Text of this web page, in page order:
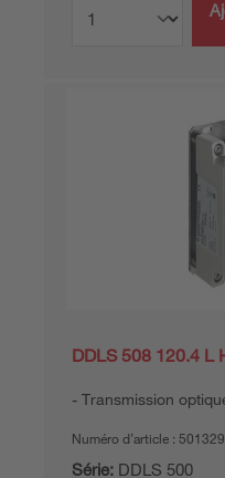
DDLS 508 120.4 L
Transmission
Numéro d’article :
Série: DDLS 500